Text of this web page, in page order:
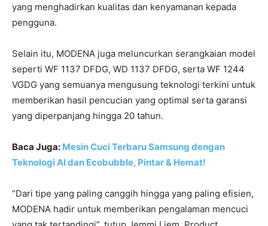
yang menghadirkan kualitas dan kenyamanan kepada
pengguna.
Selain itu, MODENA juga meluncurkan serangkaian model
seperti WF 1137 DFDG, WD 1137 DFDG, serta WF 1244
VGDG yang semuanya mengusung teknologi terkini untuk
memberikan hasil pencucian yang optimal serta garansi
yang diperpanjang hingga 20 tahun.
Baca Juga: Mesin Cuci Terbaru Samsung dengan
Teknologi AI dan Ecobubble, Pintar & Hemat!
“Dari tipe yang paling canggih hingga yang paling efisien,
MODENA hadir untuk memberikan pengalaman mencuci